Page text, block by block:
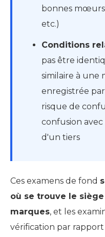
bonnes
etc.)
Conditions
pas être
similaire à une
enregistrée
risque de
confusion
d'un tiers
Ces examens de fond
où se trouve le
marques, et les
vérification par rapport